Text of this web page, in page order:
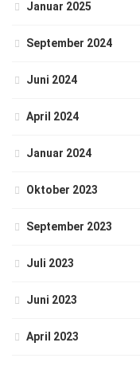
Januar 2025
September 2024
Juni 2024
April 2024
Januar 2024
Oktober 2023
September 2023
Juli 2023
Juni 2023
April 2023